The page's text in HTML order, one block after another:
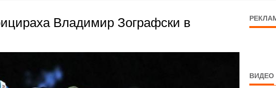
Владимир Зографски в
ВИДЕО